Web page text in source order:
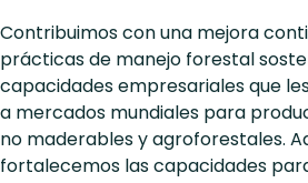
Contribuimos con una mejora
prácticas de manejo forestal
capacidades empresariales que
a mercados mundiales para
no maderables y agroforestales.
fortalecemos las capacidades